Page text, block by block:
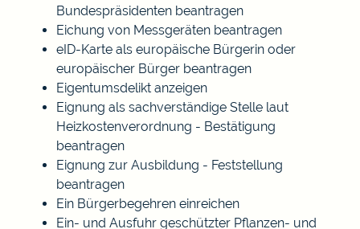
Bundespräsidenten beantragen
Eichung von Messgeräten beantragen
eID-Karte als europäische Bürgerin oder
europäischer Bürger beantragen
Eigentumsdelikt anzeigen
Eignung als sachverständige Stelle laut
Heizkostenverordnung - Bestätigung
beantragen
Eignung zur Ausbildung - Feststellung
beantragen
Ein Bürgerbegehren einreichen
Ein- und Ausfuhr geschützter Pflanzen- und